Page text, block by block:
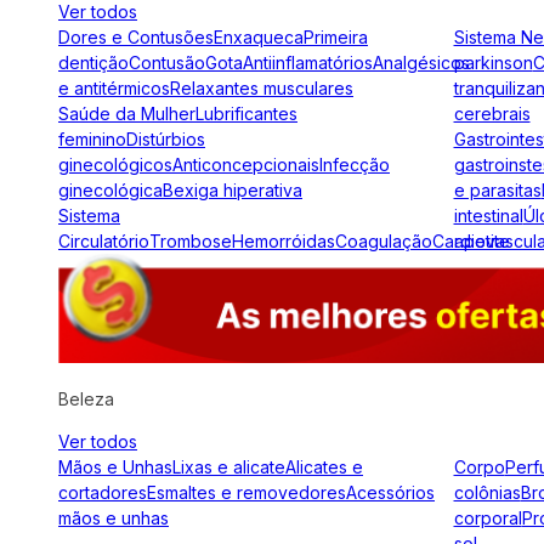
Ver todos
Dores e ContusõesEnxaquecaPrimeira
dentiçãoContusãoGotaAntiinflamatóriosAnalgésicos
e antitérmicosRelaxantes musculares
Saúde da MulherLubrificantes
femininoDistúrbios
ginecológicosAnticoncepcionaisInfecção
ginecológicaBexiga hiperativa
Sistema
CirculatórioTromboseHemorróidasCoagulação
Sistema
parkinson
cerebrais
e parasitas
intestinal
apetite
Beleza
Ver todos
Mãos e UnhasLixas e alicateAlicates e
cortadoresEsmaltes e removedoresAcessórios
mãos e unhas
Corpo
colônias
corporal